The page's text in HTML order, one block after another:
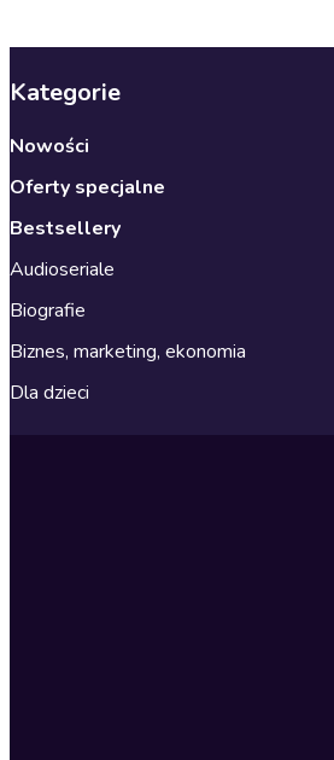
Kategorie
Nowości
Oferty specjalne
Bestsellery
Audioseriale
Biografie
Biznes, marketing, ekonomia
Dla dzieci